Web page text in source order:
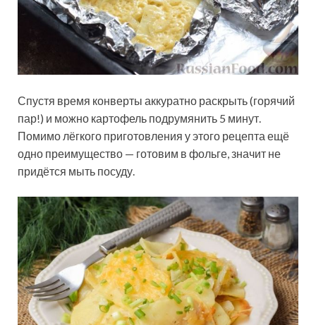
Спустя время конверты аккуратно раскрыть (горячий
пар!) и можно картофель подрумянить 5 минут.
Помимо лёгкого приготовления у этого рецепта ещё
одно преимущество — готовим в фольге, значит не
придётся мыть посуду.